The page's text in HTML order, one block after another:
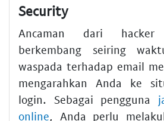
Security
Ancaman dari
berkembang seiring
waspada terhadap email
mengarahkan Anda ke
login. Sebagai pengguna
online, Anda perlu